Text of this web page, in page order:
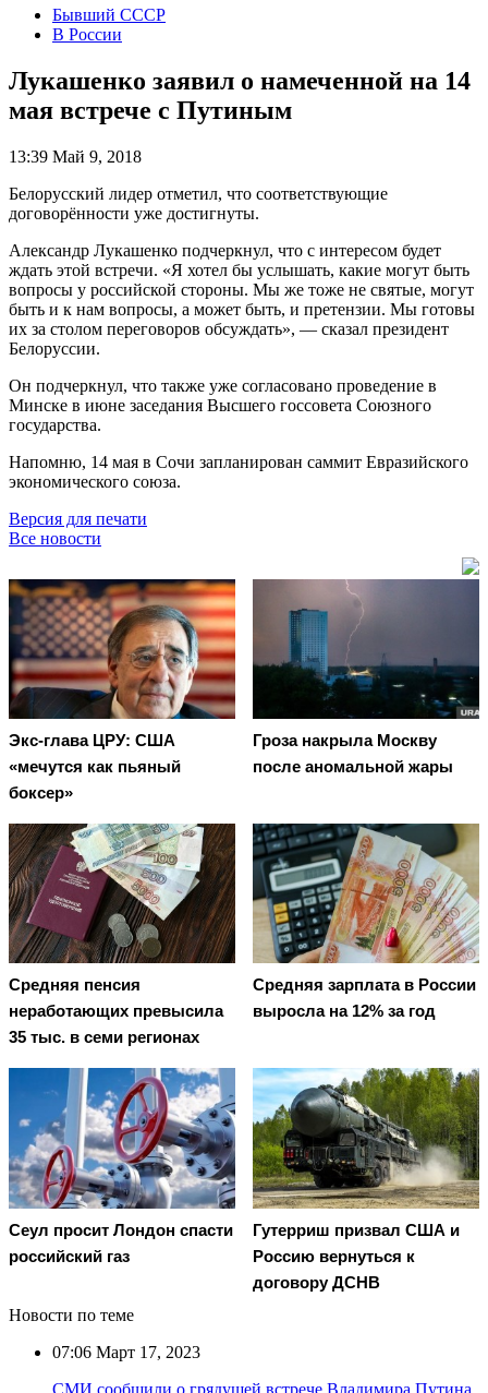
Бывший СССР
В России
Лукашенко заявил о намеченной на 14
мая встрече с Путиным
13:39 Май 9, 2018
Белорусский лидер отметил, что соответствующие
договорённости уже достигнуты.
Александр Лукашенко подчеркнул, что с интересом будет
ждать этой встречи. «Я хотел бы услышать, какие могут быть
вопросы у российской стороны. Мы же тоже не святые, могут
быть и к нам вопросы, а может быть, и претензии. Мы готовы
их за столом переговоров обсуждать», — сказал президент
Белоруссии.
Он подчеркнул, что также уже согласовано проведение в
Минске в июне заседания Высшего госсовета Союзного
государства.
Напомню, 14 мая в Сочи запланирован саммит Евразийского
экономического союза.
Версия для печати
Все новости
Экс-глава ЦРУ: США
«мечутся как пьяный
боксер»
Гроза накрыла Москву
после аномальной жары
Средняя пенсия
неработающих превысила
35 тыс. в семи регионах
Средняя зарплата в России
выросла на 12% за год
Сеул просит Лондон спасти
российский газ
Гутерриш призвал США и
Россию вернуться к
договору ДСНВ
Новости по теме
07:06 Март 17, 2023
СМИ сообщили о грядущей встрече Владимира Путина